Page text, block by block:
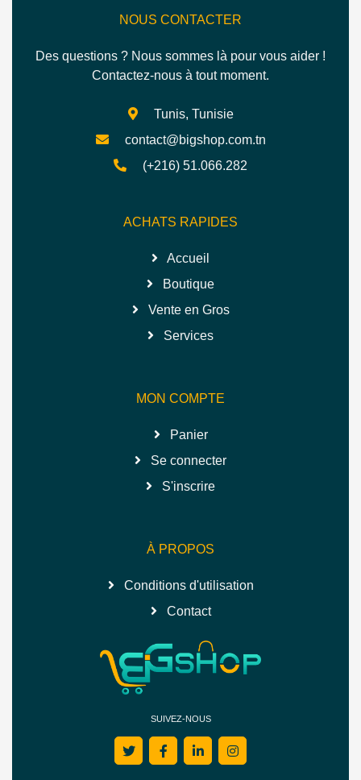
NOUS CONTACTER
Des questions ? Nous sommes là pour vous aider !
Contactez-nous à tout moment.
Tunis, Tunisie
contact@bigshop.com.tn
(+216) 51.066.282
ACHATS RAPIDES
Accueil
Boutique
Vente en Gros
Services
MON COMPTE
Panier
Se connecter
S'inscrire
À PROPOS
Conditions d'utilisation
Contact
SUIVEZ-NOUS